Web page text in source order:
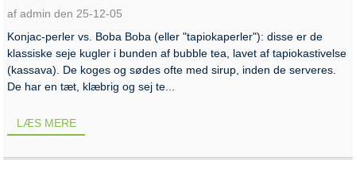
af admin den 25-12-05
Konjac-perler vs. Boba Boba (eller "tapiokaperler"): disse er de
klassiske seje kugler i bunden af ​​bubble tea, lavet af tapiokastivelse
(kassava). De koges og sødes ofte med sirup, inden de serveres.
De har en tæt, klæbrig og sej te...
LÆS MERE